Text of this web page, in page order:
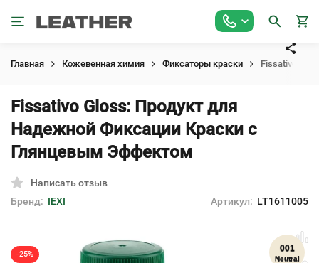
Главная Кожевенная химия Фиксаторы краски Fissativo
Fissativo Gloss: Продукт для
Надежной Фиксации Краски с
Глянцевым Эффектом
Написать отзыв
Бренд: IEXI Артикул: LT1611005
-25%
001
Neutral